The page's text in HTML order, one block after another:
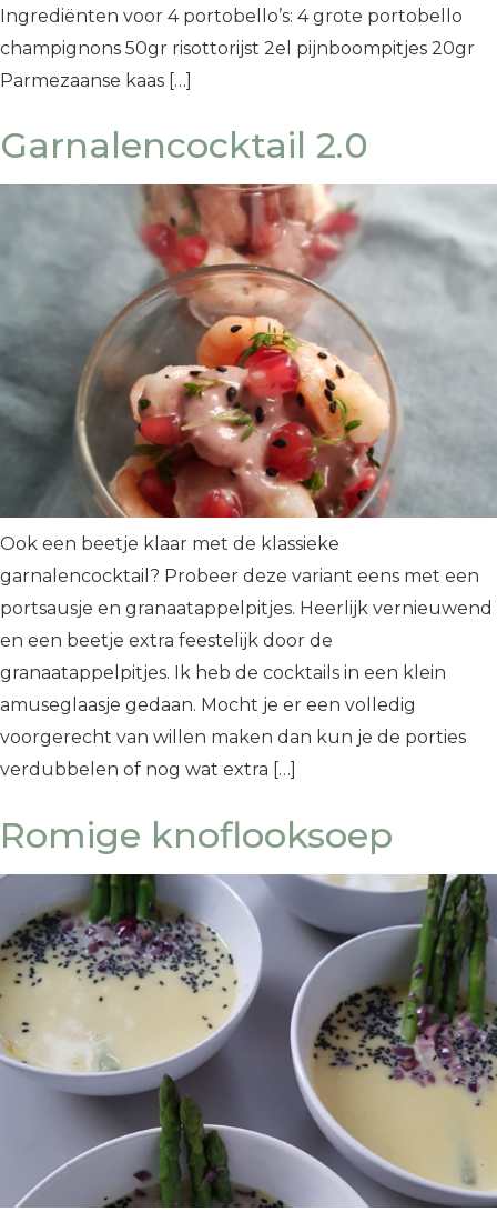
Ingrediënten voor 4 portobello’s: 4 grote portobello
champignons 50gr risottorijst 2el pijnboompitjes 20gr
Parmezaanse kaas […]
Garnalencocktail 2.0
Ook een beetje klaar met de klassieke
garnalencocktail? Probeer deze variant eens met een
portsausje en granaatappelpitjes. Heerlijk vernieuwend
en een beetje extra feestelijk door de
granaatappelpitjes. Ik heb de cocktails in een klein
amuseglaasje gedaan. Mocht je er een volledig
voorgerecht van willen maken dan kun je de porties
verdubbelen of nog wat extra […]
Romige knoflooksoep